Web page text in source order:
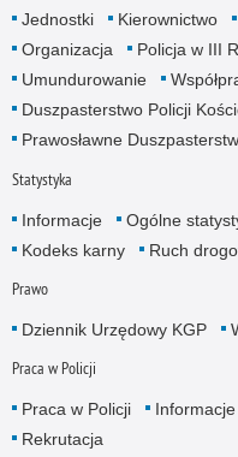
Jednostki Kierownictwo
Organizacja
Policja w III
Umundurowanie
Duszpasterstwo Policji
Prawosławne
Statystyka
Informacje Ogólne
Kodeks karny
Ruch
Prawo
Dziennik Urzędowy KGP
Praca w Policji
Praca w Policji Informacje
Rekrutacja